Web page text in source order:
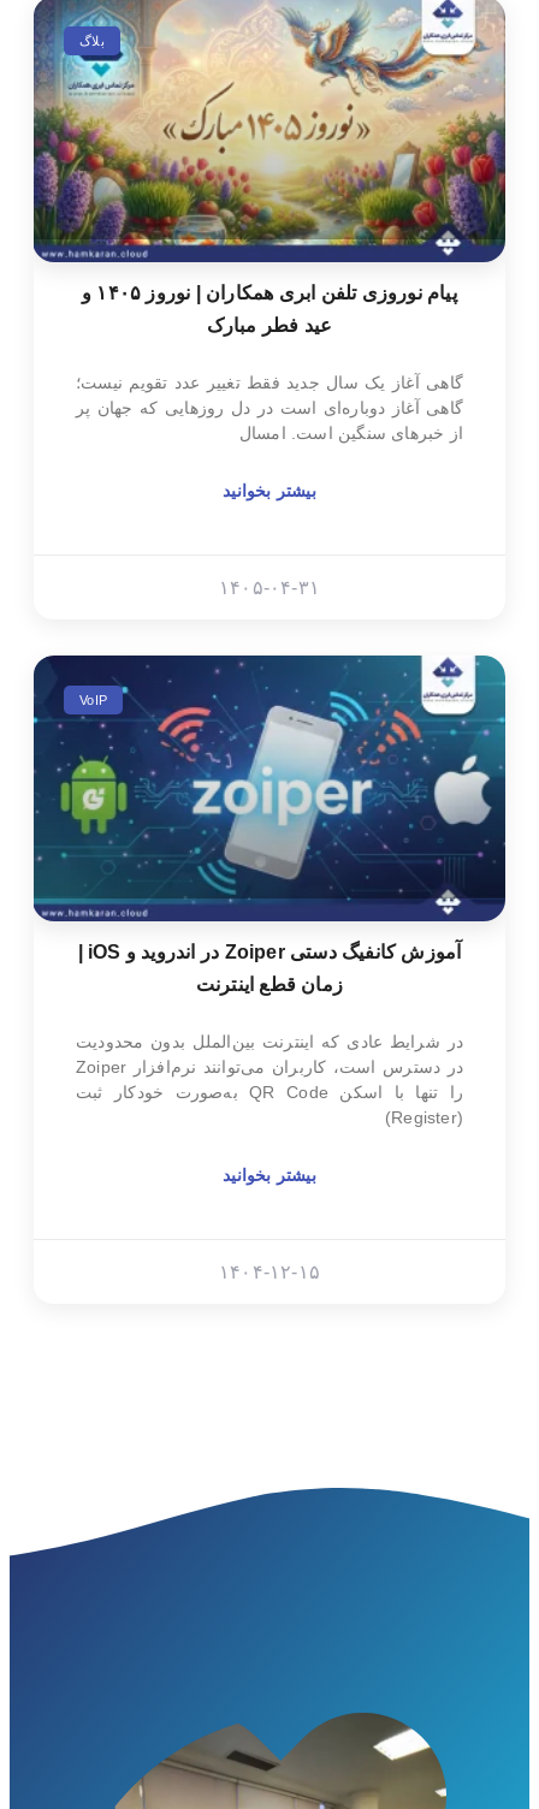
بلاگ
پیام نوروزی تلفن ابری همکاران | نوروز ۱۴۰۵ و
عید فطر مبارک
گاهی آغاز یک سال جدید فقط تغییر عدد تقویم نیست؛
گاهی آغاز دوباره‌ای است در دل روزهایی که جهان پر
از خبرهای سنگین است. امسال
بیشتر بخوانید
۱۴۰۵-۰۴-۳۱
VoIP
آموزش کانفیگ دستی Zoiper در اندروید و iOS |
زمان قطع اینترنت
در شرایط عادی که اینترنت بین‌الملل بدون محدودیت
در دسترس است، کاربران می‌توانند نرم‌افزار Zoiper
را تنها با اسکن QR Code به‌صورت خودکار ثبت
بیشتر بخوانید
۱۴۰۴-۱۲-۱۵